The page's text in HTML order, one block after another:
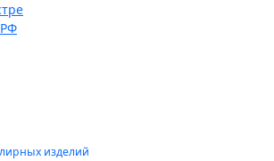
изделий